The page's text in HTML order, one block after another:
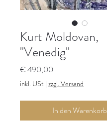
Kurt Moldovan,
"Venedig"
€ 490,00
inkl. USt | zzgl. Versand
In den Warenkorb